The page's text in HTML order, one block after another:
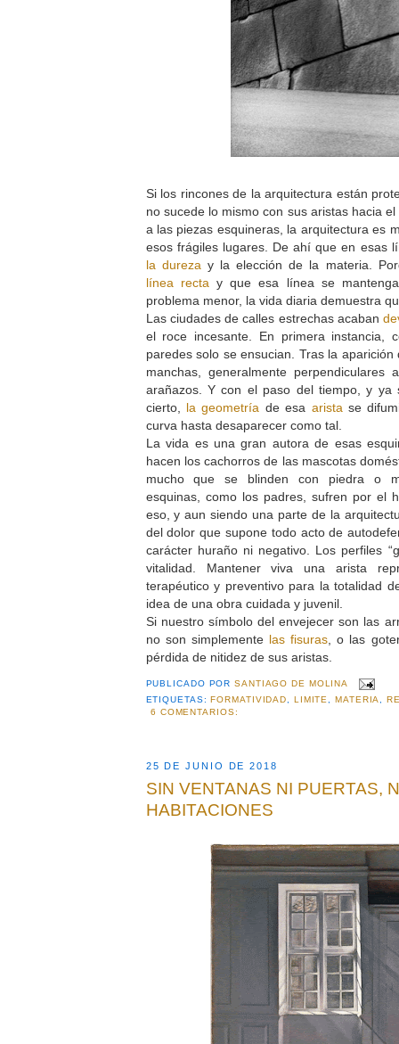
Si los rincones de la arquitectura están
no sucede lo mismo con sus aristas hacia
a las piezas esquineras, la arquitectura es
esos frágiles lugares. De ahí que en esas
la dureza y la elección de la materia.
línea recta y que esa línea se
problema menor, la vida diaria demuestra
Las ciudades de calles estrechas acaban
el roce incesante. En primera instancia,
paredes solo se ensucian. Tras la
manchas, generalmente
arañazos. Y con el paso del tiempo, y ya
cierto, la geometría de esa arista se
curva hasta desaparecer como tal.
La vida es una gran autora de esas
hacen los cachorros de las mascotas
mucho que se blinden con piedra o
esquinas, como los padres, sufren por el
eso, y aun siendo una parte de la
del dolor que supone todo acto de
carácter huraño ni negativo. Los perfiles
vitalidad. Mantener viva una arista
terapéutico y preventivo para la totalidad
idea de una obra cuidada y juvenil.
Si nuestro símbolo del envejecer son las
no son simplemente las fisuras , o las
pérdida de nitidez de sus aristas.
PUBLICADO PORSANTIAGO DE MOLINA
ETIQUETAS:FORMATIVIDAD LIMITE ,MATERIA ,
6 COMENTARIOS:
25 DE JUNIO DE 2018
SIN VENTANAS NI PUERTAS,
HABITACIONES